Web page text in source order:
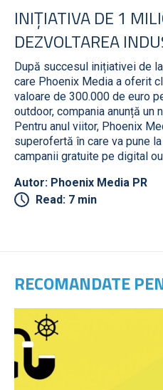
INIȚIATIVA DE 1
DEZVOLTAREA
După succesul inițiativei de
care Phoenix Media a oferit
valoare de 300.000 de euro
outdoor, compania anunță un
Pentru anul viitor, Phoenix
superofertă în care va pune
campanii gratuite pe digital
Autor: Phoenix Media PR
Read: 7 min
RECOMANDATE